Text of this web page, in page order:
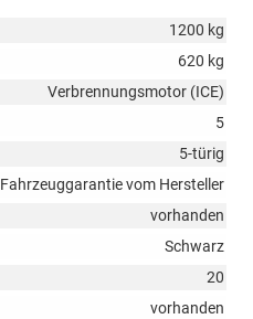
1200 kg
620 kg
Verbrennungsmotor (ICE)
5
5-türig
Fahrzeuggarantie vom Hersteller
vorhanden
Schwarz
20
vorhanden